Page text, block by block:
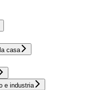
casa
e industria